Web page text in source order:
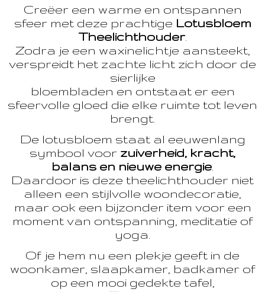
Creëer een warme en ontspannen
sfeer met deze prachtige Lotusbloem
Theelichthouder.
Zodra je een waxinelichtje aansteekt,
verspreidt het zachte licht zich door de
sierlijke
bloembladen en ontstaat er een
sfeervolle gloed die elke ruimte tot leven
brengt.
De lotusbloem staat al eeuwenlang
symbool voor zuiverheid, kracht,
balans en nieuwe energie
Daardoor is deze theelichthouder niet
alleen een stijlvolle woondecoratie,
maar ook een bijzonder item voor een
moment van ontspanning, meditatie of
yoga.
Of je hem nu een plekje geeft in de
woonkamer, slaapkamer, badkamer of
op een mooi gedekte tafel,